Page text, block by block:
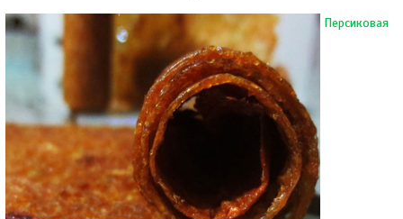
Персиковая